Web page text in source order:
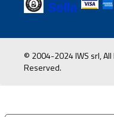
© 2004-2024 IWS srl, All
Reserved.